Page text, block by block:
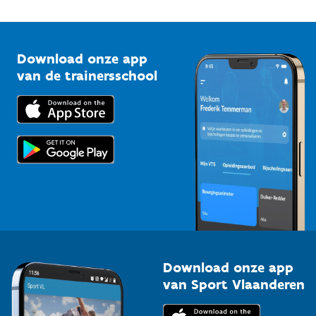
Bedrijven
Trainers en begeleiders
Topsporters
Vlaamse Trainersschool
Kennisplatform
Downloads
Voor de pers
Download onze app
van de trainersschool
Download onze app
van Sport Vlaanderen